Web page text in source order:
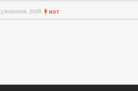
3 kolovoza, 2026 HOT